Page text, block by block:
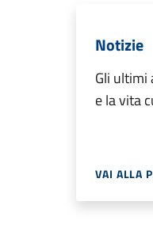
Notizie
Gli ultimi
e la vita
VAI ALLA